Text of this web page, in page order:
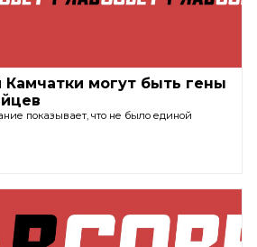
могут быть гены
показывает, что не было единой